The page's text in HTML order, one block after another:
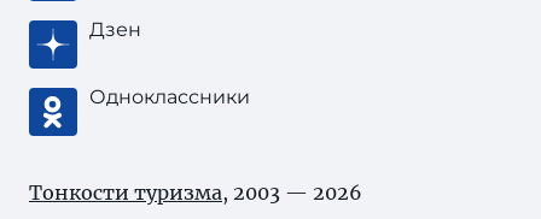
Дзен
Одноклассники
Тонкости туризма, 2003 — 2026